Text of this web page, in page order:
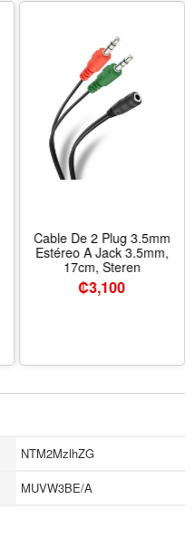
Cable De 2 Plug 3.5mm
Estéreo A Jack 3.5mm,
17cm, Steren
₡3,100
NTM2MzlhZG
MUVW3BE/A